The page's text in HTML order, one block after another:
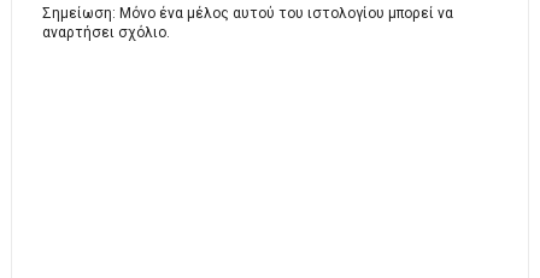
Σημείωση: Μόνο ένα μέλος αυτού του ιστολογίου μπορεί να
αναρτήσει σχόλιο.